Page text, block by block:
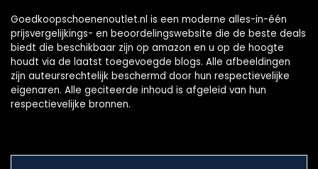
Goedkoopschoenenoutlet.nl is een moderne alles-in-één
prijsvergelijkings- en beoordelingswebsite die de beste deals
biedt die beschikbaar zijn op amazon en u op de hoogte
houdt via de laatst toegevoegde blogs. Alle afbeeldingen
zijn auteursrechtelijk beschermd door hun respectievelijke
eigenaren. Alle geciteerde inhoud is afgeleid van hun
respectievelijke bronnen.